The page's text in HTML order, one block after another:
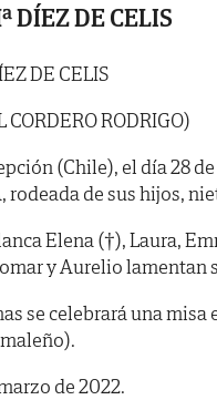
DÍEZ DE CELIS
DE CELIS
CORDERO RODRIGO)
(Chile), el día 28
rodeada de sus hijos,
Elena (†), Laura,
y Aurelio lamentan
se celebrará una
de 2022.